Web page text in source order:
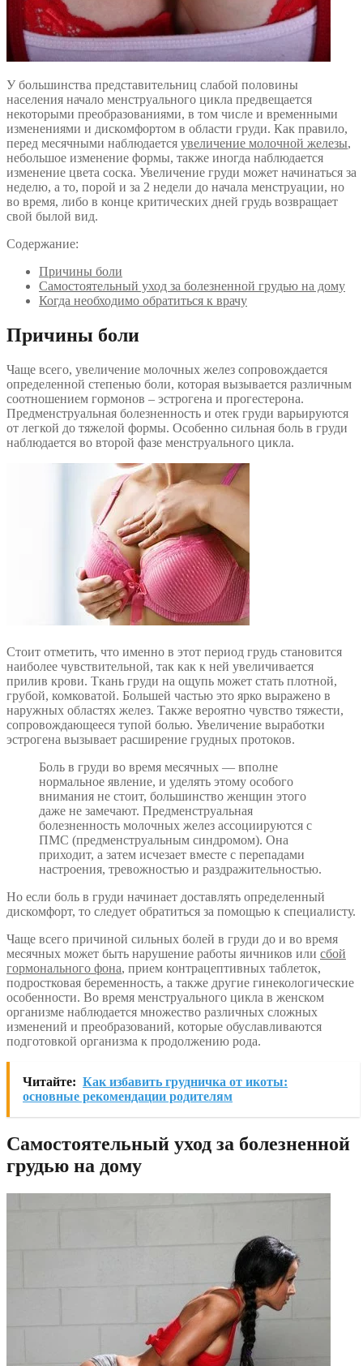
У большинства представительниц слабой половины
населения начало менструального цикла предвещается
некоторыми преобразованиями, в том числе и временными
изменениями и дискомфортом в области груди. Как правило,
перед месячными наблюдается увеличение молочной железы,
небольшое изменение формы, также иногда наблюдается
изменение цвета соска. Увеличение груди может начинаться за
неделю, а то, порой и за 2 недели до начала менструации, но
во время, либо в конце критических дней грудь возвращает
свой былой вид.
Содержание:
Причины боли
Самостоятельный уход за болезненной грудью на дому
Когда необходимо обратиться к врачу
Причины боли
Чаще всего, увеличение молочных желез сопровождается
определенной степенью боли, которая вызывается различным
соотношением гормонов – эстрогена и прогестерона.
Предменструальная болезненность и отек груди варьируются
от легкой до тяжелой формы. Особенно сильная боль в груди
наблюдается во второй фазе менструального цикла.
Стоит отметить, что именно в этот период грудь становится
наиболее чувствительной, так как к ней увеличивается
прилив крови. Ткань груди на ощупь может стать плотной,
грубой, комковатой. Большей частью это ярко выражено в
наружных областях желез. Также вероятно чувство тяжести,
сопровождающееся тупой болью. Увеличение выработки
эстрогена вызывает расширение грудных протоков.
Боль в груди во время месячных — вполне
нормальное явление, и уделять этому особого
внимания не стоит, большинство женщин этого
даже не замечают. Предменструальная
болезненность молочных желез ассоциируются с
ПМС (предменструальным синдромом). Она
приходит, а затем исчезает вместе с перепадами
настроения, тревожностью и раздражительностью.
Но если боль в груди начинает доставлять определенный
дискомфорт, то следует обратиться за помощью к специалисту.
Чаще всего причиной сильных болей в груди до и во время
месячных может быть нарушение работы яичников или сбой
гормонального фона, прием контрацептивных таблеток,
подростковая беременность, а также другие гинекологические
особенности. Во время менструального цикла в женском
организме наблюдается множество различных сложных
изменений и преобразований, которые обуславливаются
подготовкой организма к продолжению рода.
Читайте: Как избавить грудничка от икоты:
основные рекомендации родителям
Самостоятельный уход за болезненной
грудью на дому